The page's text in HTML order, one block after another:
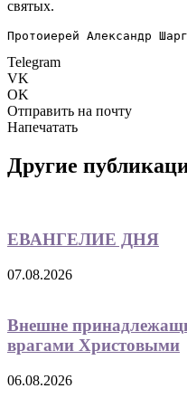
святых.
Протоиерей Александр
Telegram
VK
OK
Отправить на почту
Напечатать
Другие
ЕВАНГЕЛИЕ ДНЯ
07.08.2026
Внешне
врагами Христовыми
06.08.2026